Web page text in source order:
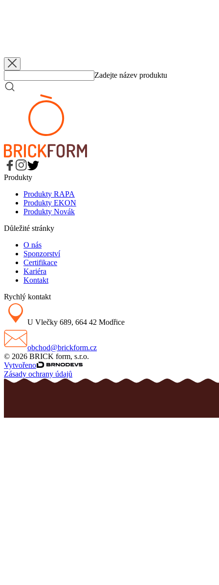
EKON
EKON
Zadejte název produktu
Produkty
Produkty RAPA
Produkty EKON
Produkty Novák
Důležité stránky
O nás
Sponzorství
Certifikace
Kariéra
Kontakt
Rychlý kontakt
U Vlečky 689, 664 42 Modřice
obchod@brickform.cz
© 2026 BRICK form, s.r.o.
Vytvořeno
Zásady ochrany údajů